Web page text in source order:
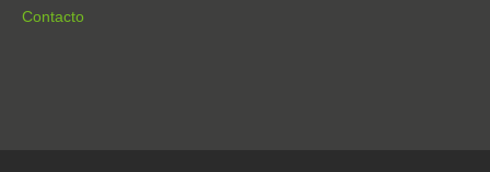
Contacto